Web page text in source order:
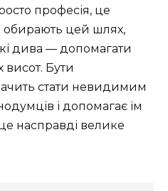
професія, це
обирають цей шлях,
дива — допомагати
висот. Бути
стати невидимим
і допомагає їм
насправді велике